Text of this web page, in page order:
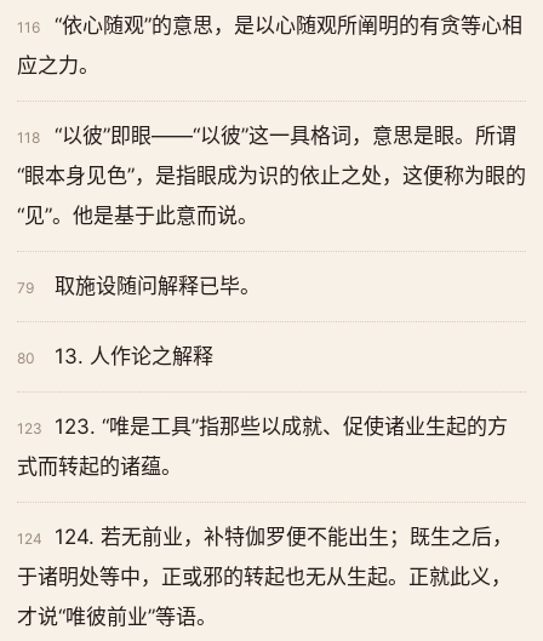
116
“依心随观”的意思，是以心随观所阐明的有贪等心相
应之力。
118
“以彼”即眼——“以彼”这一具格词，意思是眼。所谓
“眼本身见色”，是指眼成为识的依止之处，这便称为眼的
“见”。他是基于此意而说。
79 取施设随问解释已毕。
80 13. 人作论之解释
123
123. “唯是工具”指那些以成就、促使诸业生起的方
式而转起的诸蕴。
124
124. 若无前业，补特伽罗便不能出生；既生之后，
于诸明处等中，正或邪的转起也无从生起。正就此义，
才说“唯彼前业”等语。